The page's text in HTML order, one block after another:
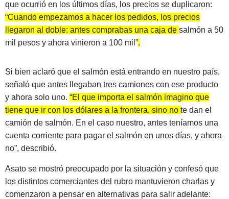
que ocurrió en los últimos días, los precios se duplicaron:
“Cuando empezamos a hacer los pedidos, los precios
llegaron al doble: antes comprabas una caja de salmón a 50
mil pesos y ahora vinieron a 100 mil”.
Si bien aclaró que el salmón está entrando en nuestro país,
señaló que antes llegaban tres camiones con ese producto
y ahora solo uno. “El que importa el salmón imagino que
tiene que ir con los dólares a la frontera, sino no te dan el
camión de salmón. En el caso nuestro, antes teníamos una
cuenta corriente para pagar el salmón en unos días, y ahora
no”, describió.
Asato se mostró preocupado por la situación y confesó que
los distintos comerciantes del rubro mantuvieron charlas y
comenzaron a pensar en alternativas para salir adelante: